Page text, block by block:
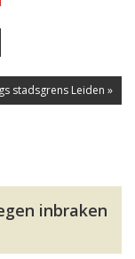
stadsgrens Leiden »
inbraken